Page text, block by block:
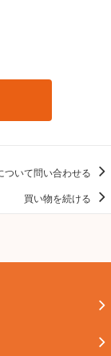
ついて問い合わせる
買い物を続ける